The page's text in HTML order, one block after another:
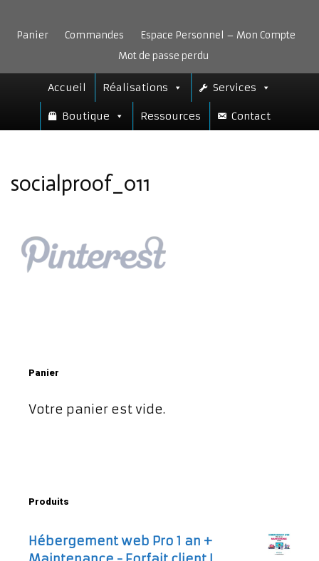
contenu
Panier Commandes
Espace Personnel – Mon Compte
Mot de passe perdu
Accueil Réalisations Services
Boutique Ressources Contact
socialproof_011
Panier
Votre panier est vide.
Produits
Hébergement web Pro 1 an +